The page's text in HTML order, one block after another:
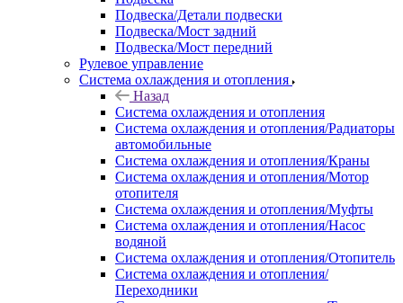
Подвеска/Детали подвески
Подвеска/Мост задний
Подвеска/Мост передний
Рулевое управление
Система охлаждения и отопления
Назад
Система охлаждения и отопления
Система охлаждения и отопления/Радиаторы
автомобильные
Система охлаждения и отопления/Краны
Система охлаждения и отопления/Мотор
отопителя
Система охлаждения и отопления/Муфты
Система охлаждения и отопления/Насос
водяной
Система охлаждения и отопления/Отопитель
Система охлаждения и отопления/
Переходники